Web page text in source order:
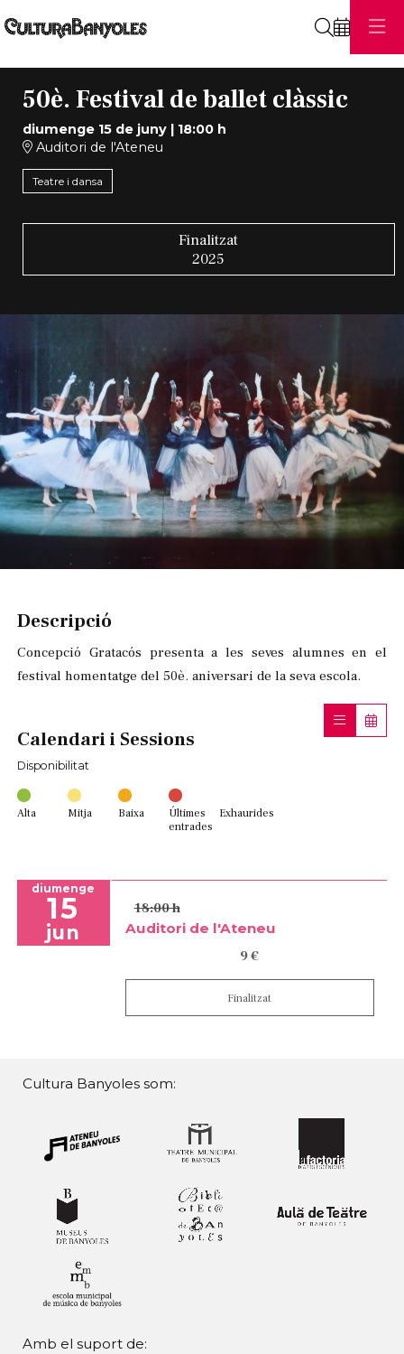
50è. Festival de ballet clàssic
diumenge 15 de juny| 18:00 h
Auditori de l'Ateneu
Teatre i dansa
Finalitzat
2025
Descripció
Concepció Gratacós presenta a les seves alumnes en el
festival homentatge del 50è. aniversari de la seva escola.
Calendari i Sessions
Disponibilitat
Alta Mitja Baixa
Últimes
entrades
Exhaurides
diumenge
15
jun
18:00 h
Auditori de l'Ateneu
9 €
Finalitzat
Cultura Banyoles som:
Amb el suport de: